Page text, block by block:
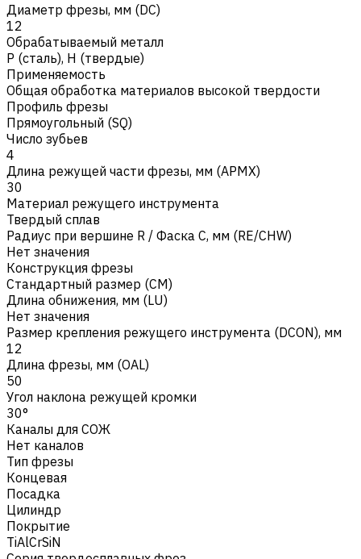
Диаметр фрезы, мм (DC)
12
Обрабатываемый металл
Р (сталь), H (твердые)
Применяемость
Общая обработка материалов высокой твердости
Профиль фрезы
Прямоугольный (SQ)
Число зубьев
4
Длина режущей части фрезы, мм (APMX)
30
Материал режущего инструмента
Твердый сплав
Радиус при вершине R / Фаска C, мм (RE/CHW)
Нет значения
Конструкция фрезы
Стандартный размер (CM)
Длина обнижения, мм (LU)
Нет значения
Размер крепления режущего инструмента (DCON), мм
12
Длина фрезы, мм (OAL)
50
Угол наклона режущей кромки
30°
Каналы для СОЖ
Нет каналов
Тип фрезы
Концевая
Посадка
Цилиндр
Покрытие
TiAlCrSiN